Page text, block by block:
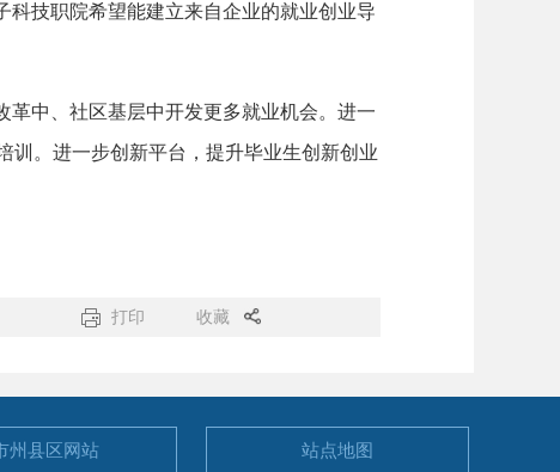
技职院希望能建立来自企业的就业创业导
中、社区基层中开发更多就业机会。进一
训。进一步创新平台，提升毕业生创新创业
打印 收藏
州县区网站 站点地图